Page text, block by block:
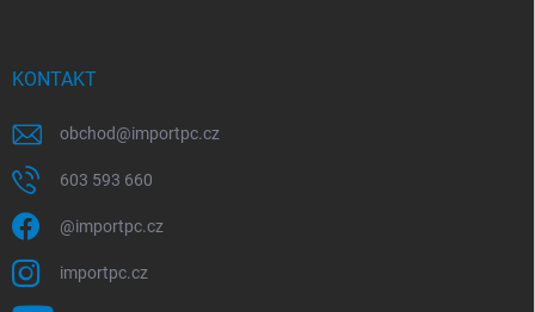
KONTAKT
obchod@importpc.cz
603 593 660
@importpc.cz
importpc.cz